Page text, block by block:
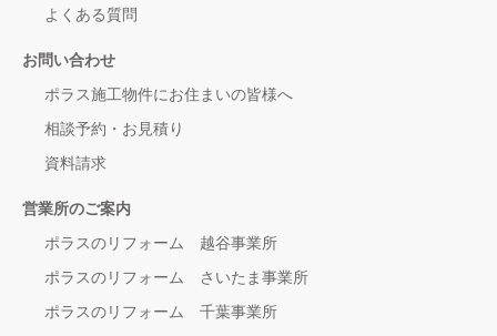
よくある質問
お問い合わせ
ポラス施工物件にお住まいの皆様へ
相談予約・お見積り
資料請求
営業所のご案内
ポラスのリフォーム 越谷事業所
ポラスのリフォーム さいたま事業所
ポラスのリフォーム 千葉事業所